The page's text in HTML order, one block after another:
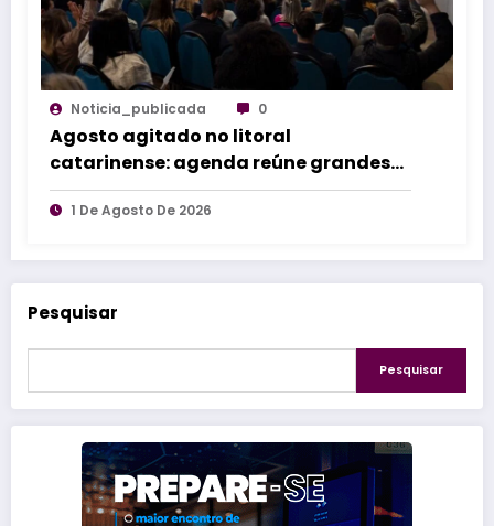
Noticia_publicada 0
Agosto agitado no litoral
catarinense: agenda reúne grandes
eventos de norte a sul do estado
1 De Agosto De 2026
Pesquisar
Pesquisar